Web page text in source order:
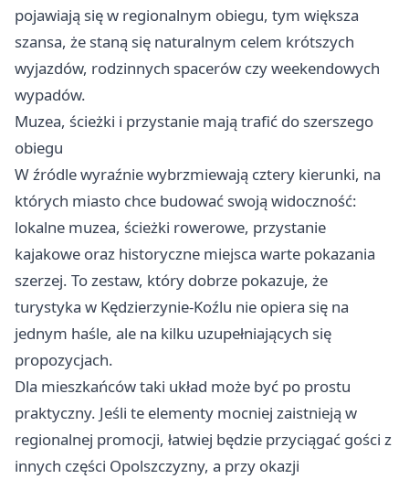
pojawiają się w regionalnym obiegu, tym większa
szansa, że staną się naturalnym celem krótszych
wyjazdów, rodzinnych spacerów czy weekendowych
wypadów.
Muzea, ścieżki i przystanie mają trafić do szerszego
obiegu
W źródle wyraźnie wybrzmiewają cztery kierunki, na
których miasto chce budować swoją widoczność:
lokalne muzea, ścieżki rowerowe, przystanie
kajakowe oraz historyczne miejsca warte pokazania
szerzej. To zestaw, który dobrze pokazuje, że
turystyka w Kędzierzynie-Koźlu nie opiera się na
jednym haśle, ale na kilku uzupełniających się
propozycjach.
Dla mieszkańców taki układ może być po prostu
praktyczny. Jeśli te elementy mocniej zaistnieją w
regionalnej promocji, łatwiej będzie przyciągać gości z
innych części Opolszczyzny, a przy okazji